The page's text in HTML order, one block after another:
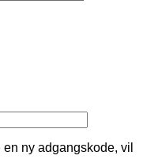
ny adgangskode, vil